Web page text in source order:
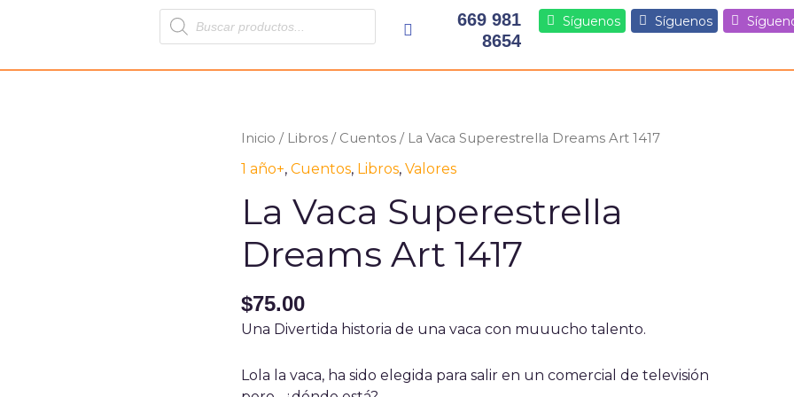
Products
search
669 981
8654
Síguenos Síguenos
Inicio / Libros / Cuentos / La Vaca Superestrella Dreams Art 1417
1 año+, Cuentos, Libros, Valores
La Vaca Superestrella
Dreams Art 1417
$75.00
Una Divertida historia de una vaca con muuucho talento.
Lola la vaca, ha sido elegida para salir en un comercial de televisión
La
Vaca
Superestrella
Dreams
Art
1417
cantidad